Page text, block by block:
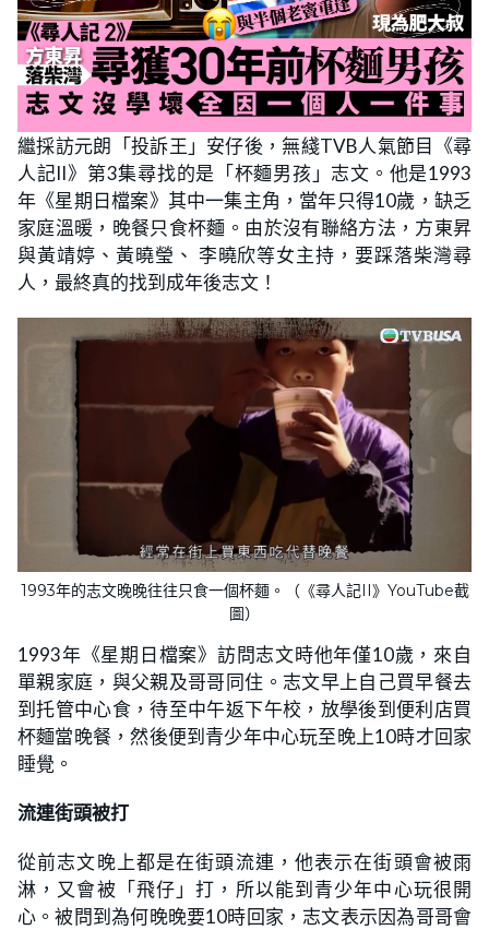
繼採訪元朗「投訴王」安仔後，無綫TVB人氣節目《尋
人記II》第3集尋找的是「杯麵男孩」志文。他是1993
年《星期日檔案》其中一集主角，當年只得10歲，缺乏
家庭溫暖，晚餐只食杯麵。由於沒有聯絡方法，方東昇
與黃靖婷、黃曉瑩、 李曉欣等女主持，要踩落柴灣尋
人，最終真的找到成年後志文！
1993年的志文晚晚往往只食一個杯麵。（《尋人記II》YouTube截
圖）
1993年《星期日檔案》訪問志文時他年僅10歲，來自
單親家庭，與父親及哥哥同住。志文早上自己買早餐去
到托管中心食，待至中午返下午校，放學後到便利店買
杯麵當晚餐，然後便到青少年中心玩至晚上10時才回家
睡覺。
流連街頭被打
從前志文晚上都是在街頭流連，他表示在街頭會被雨
淋，又會被「飛仔」打，所以能到青少年中心玩很開
心。被問到為何晚晚要10時回家，志文表示因為哥哥會